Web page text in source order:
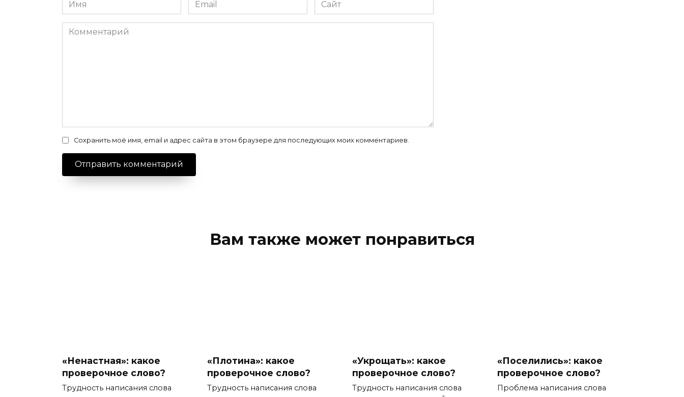
*
*
Комментарий
Сохранить моё имя, email и адрес сайта в этом браузере для последующих моих комментариев.
Вам также может понравиться
«Ненастная»: какое
проверочное слово?
Трудность написания слова
«Плотина»: какое
проверочное слово?
Трудность написания слова
«Укрощать»: какое
проверочное слово?
Трудность написания слова
«Поселились»: какое
проверочное слово?
Проблема написания слова